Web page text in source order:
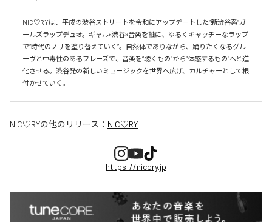
NIC♡RYは、平成の渋谷ストリートを令和にアップデートした“新渋谷系”ガ
ールズラップデュオ。ギャル×渋谷×音楽を軸に、ゆるくキャッチーなラップ
で“時代のノリを塗り替えていく”。自然体でありながら、踊りたくなるグル
ーヴと中毒性のあるフレーズで、音楽を“聴くもの”から“体感するもの”へと進
化させる。渋谷発の新しいミュージックを世界へ広げ、カルチャーとして根
付かせていく。
NIC♡RYの他のリリース： NIC♡RY
https://nicory.jp